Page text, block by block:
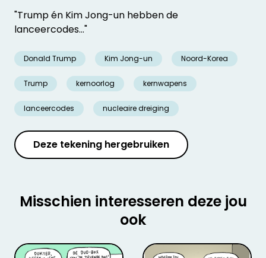
"Trump én Kim Jong-un hebben de
lanceercodes..."
Donald Trump Kim Jong-un Noord-Korea
Trump kernoorlog kernwapens
lanceercodes nucleaire dreiging
Deze tekening hergebruiken
Misschien interesseren deze jou
ook